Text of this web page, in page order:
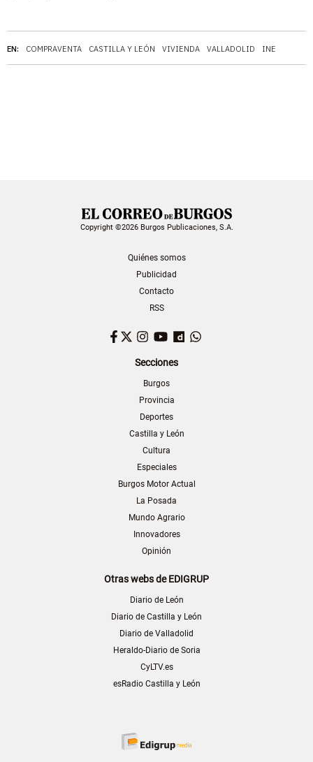
EN: COMPRAVENTA CASTILLA Y LEÓN VIVIENDA VALLADOLID INE
Copyright ©2026 Burgos Publicaciones, S.A.
Quiénes somos
Publicidad
Contacto
RSS
Facebook
TwitterInstagram
YouTubeDailymotion
Secciones
Burgos
Provincia
Deportes
Castilla y León
Cultura
Especiales
Burgos Motor Actual
La Posada
Mundo Agrario
Innovadores
Opinión
Otras webs de EDIGRUP
Diario de León
Diario de Castilla y León
Diario de Valladolid
Heraldo-Diario de Soria
CyLTV.es
esRadio Castilla y León